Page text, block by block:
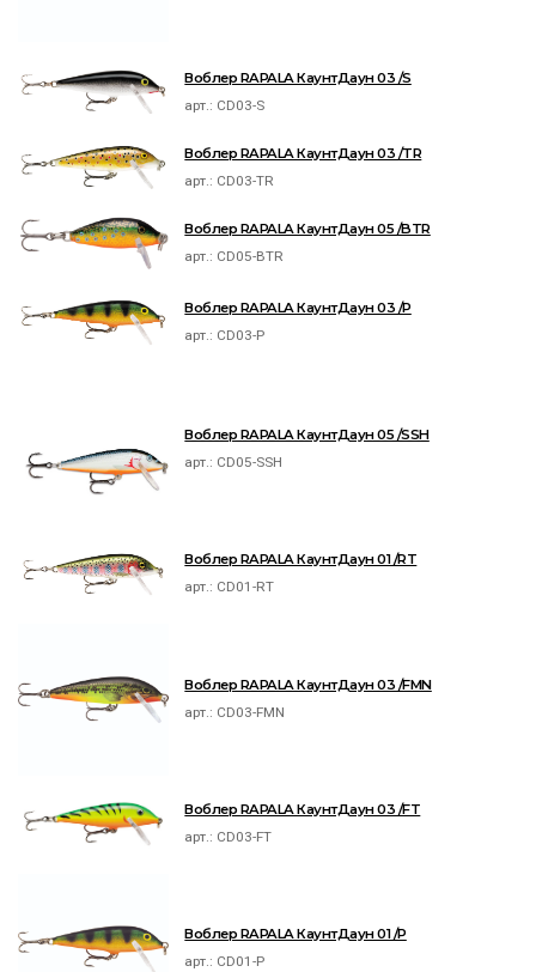
Воблер RAPALA КаунтДаун 03 /S
арт.: CD03-S
Воблер RAPALA КаунтДаун 03 /TR
арт.: CD03-TR
Воблер RAPALA КаунтДаун 05 /BTR
арт.: CD05-BTR
Воблер RAPALA КаунтДаун 03 /P
арт.: CD03-P
Воблер RAPALA КаунтДаун 05 /SSH
арт.: CD05-SSH
Воблер RAPALA КаунтДаун 01 /RT
арт.: CD01-RT
Воблер RAPALA КаунтДаун 03 /FMN
арт.: CD03-FMN
Воблер RAPALA КаунтДаун 03 /FT
арт.: CD03-FT
Воблер RAPALA КаунтДаун 01 /P
арт.: CD01-P